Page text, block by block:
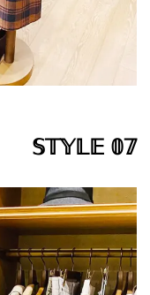
𝕊𝕋𝕐𝕃𝔼 𝟘𝟟